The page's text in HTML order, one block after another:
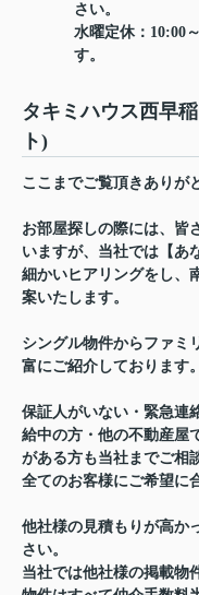
さい。
水曜定休：10:00
す。
タキミハウス西早
ト)
ここまでご覧頂きありが
お部屋探しの際には、皆
いますが、当社では【あ
細かいヒアリングをし、
案いたします。
シングル物件からファミ
富にご紹介しております。
保証人がいない・緊急連
給中の方・他の不動産屋
がある方も当社までご相
全てのお客様にご希望に
他社様の見積もりが高か
さい。
当社では他社様の掲載物